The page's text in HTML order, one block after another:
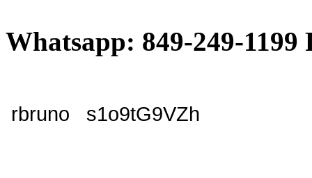
Whatsapp: 849-249-1199
rbruno s1o9tG9VZh